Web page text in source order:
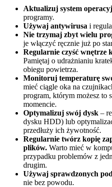
Aktualizuj system
programy.
Używaj antywirusa i
Nie trzymaj zbyt wielu
je włączyć ręcznie już po
Regularnie czyść wnętrze
Pamiętaj o udrażnianiu
obiegu powietrza.
Monitoruj temperaturę
mieć ciągle oka na
program, którym możesz to
momencie.
Optymalizuj swój dysk –
dysku HDD) lub
przedłuży ich żywotność.
Regularnie twórz kopię
plików. Warto mieć w
przypadku problemów z
drugim.
Używaj sprawdzonych
nie bez powodu.